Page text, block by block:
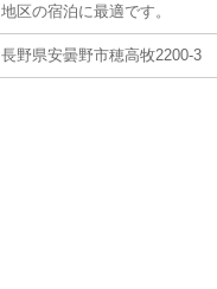
地区の宿泊に最適です。
長野県安曇野市穂高牧2200-3